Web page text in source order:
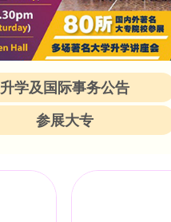
升学及国际事务公告
参展大专